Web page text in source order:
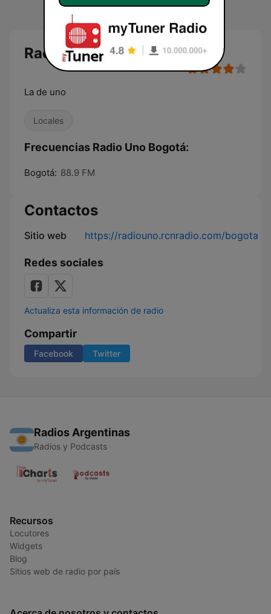
Radio Uno Bogotá
La de uno
Locales
Frecuencias Radio Uno Bogotá:
Bogotá: 88.9 FM
Contactos
Sitio web https://radiouno.rcnradio.com/bogota
Redes sociales
Actualiza esta información de radio
Compartir
Facebook Twitter
Radios Argentinas
Radios y Podcasts
Recursos
Locutores
Widgets
Blog
Sitios web de radio por país